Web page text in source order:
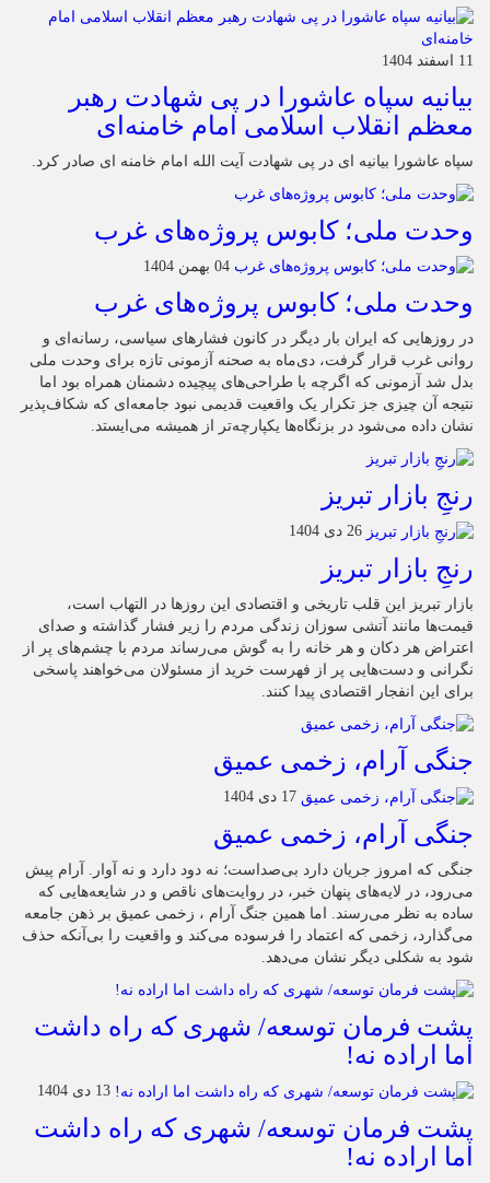
11 اسفند 1404
بیانیه سپاه عاشورا در پی شهادت رهبر
معظم انقلاب اسلامی امام خامنه‌ای
سپاه عاشورا بیانیه ای در پی شهادت آیت الله امام خامنه ای صادر کرد.
وحدت ملی؛ کابوس پروژه‌های غرب
04 بهمن 1404
وحدت ملی؛ کابوس پروژه‌های غرب
در روزهایی که ایران بار دیگر در کانون فشارهای سیاسی، رسانه‌ای و
روانی غرب قرار گرفت، دی‌ماه به صحنه آزمونی تازه برای وحدت ملی
بدل شد آزمونی که اگرچه با طراحی‌های پیچیده دشمنان همراه بود اما
نتیجه آن چیزی جز تکرار یک واقعیت قدیمی نبود جامعه‌ای که شکاف‌پذیر
نشان داده می‌شود در بزنگاه‌ها یکپارچه‌تر از همیشه می‌ایستد.
رنجِ بازار تبریز
26 دی 1404
رنجِ بازار تبریز
بازار تبریز این قلب تاریخی و اقتصادی این روزها در التهاب است،
قیمت‌ها مانند آتشی سوزان زندگی مردم را زیر فشار گذاشته و صدای
اعتراض هر دکان و هر خانه را به گوش می‌رساند مردم با چشم‌های پر از
نگرانی و دست‌هایی پر از فهرست خرید از مسئولان می‌خواهند پاسخی
برای این انفجار اقتصادی پیدا کنند.
جنگی آرام، زخمی عمیق
17 دی 1404
جنگی آرام، زخمی عمیق
جنگی که امروز جریان دارد بی‌صداست؛ نه دود دارد و نه آوار. آرام پیش
می‌رود، در لایه‌های پنهان خبر، در روایت‌های ناقص و در شایعه‌هایی که
ساده به نظر می‌رسند. اما همین جنگ آرام ، زخمی عمیق بر ذهن جامعه
می‌گذارد، زخمی که اعتماد را فرسوده می‌کند و واقعیت را بی‌آنکه حذف
شود به شکلی دیگر نشان می‌دهد.
پشت فرمان توسعه/ شهری که راه داشت
اما اراده نه!
13 دی 1404
پشت فرمان توسعه/ شهری که راه داشت
اما اراده نه!